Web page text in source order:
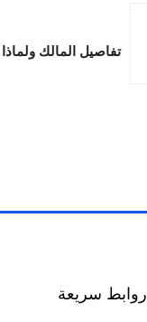
تفاصيل المالك
روابط سريعة